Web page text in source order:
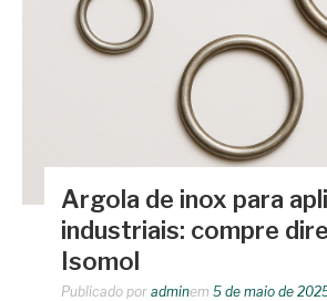
Argola de inox para
industriais: compre
Isomol
Publicado por adminem 5 de maio de